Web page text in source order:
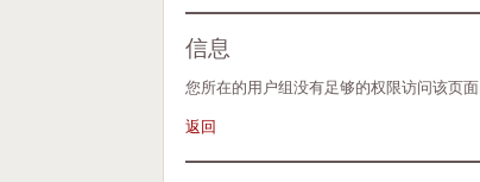
信息
您所在的用户组没有足够的权限访问该页
返回